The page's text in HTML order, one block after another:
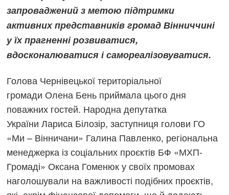
запроваджений з метою підтримки
активних представників громад Вінниччині
у їх прагненні розвиватися,
вдосконалюватися і самореалізовуватися.
Голова Чернівецької територіальної
громади Олена Бень приймала цього дня
поважних гостей. Народна депутатка
України Лариса Білозір, заступниця голови ГО
«Ми – Вінничани» Галина Павленко, регіональна
менеджерка із соціальних проєктів БФ «МХП-
Громаді» Оксана Гоменюк у своїх промовах
наголошували на важливості подібних проєктів,